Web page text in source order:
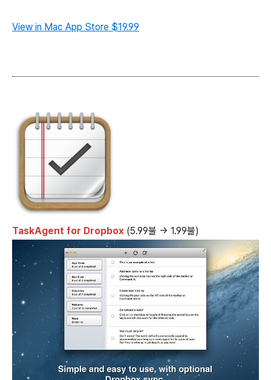
View in Mac App Store $19.99
TaskAgent for Dropbox (5.99불 → 1.99불)